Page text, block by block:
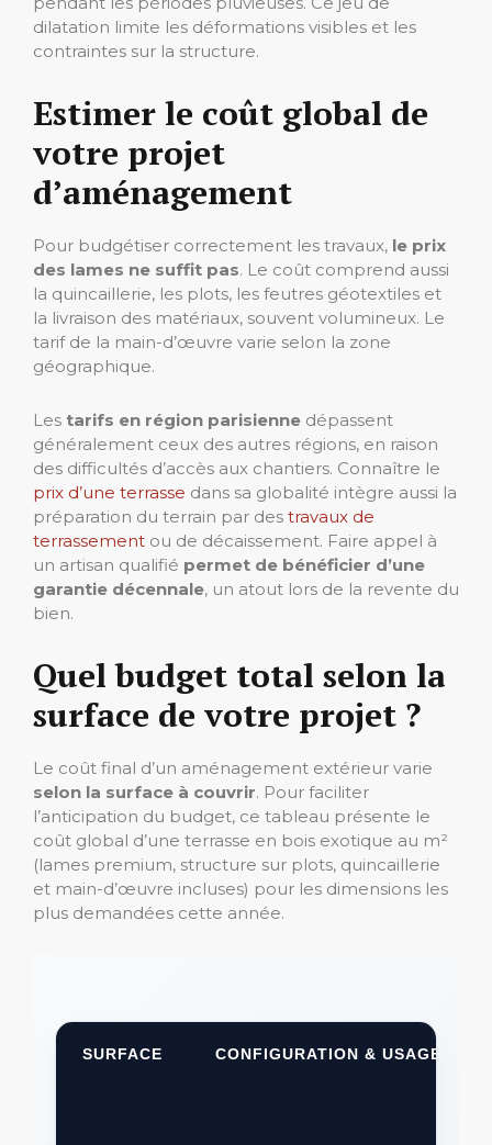
dilatation limite les déformations visibles et les
contraintes sur la structure.
Estimer le coût global de
votre projet
d’aménagement
Pour budgétiser correctement les travaux, le prix
des lames ne suffit pas. Le coût comprend aussi
la quincaillerie, les plots, les feutres géotextiles et
la livraison des matériaux, souvent volumineux. Le
tarif de la main-d’œuvre varie selon la zone
géographique.
Les tarifs en région parisienne dépassent
généralement ceux des autres régions, en raison
des difficultés d’accès aux chantiers. Connaître le
prix d’une terrasse dans sa globalité intègre aussi la
préparation du terrain par des travaux de
terrassement ou de décaissement. Faire appel à
un artisan qualifié permet de bénéficier d’une
garantie décennale, un atout lors de la revente du
bien.
Quel budget total selon la
surface de votre projet ?
Le coût final d’un aménagement extérieur varie
selon la surface à couvrir. Pour faciliter
l’anticipation du budget, ce tableau présente le
coût global d’une terrasse en bois exotique au m²
(lames premium, structure sur plots, quincaillerie
et main-d’œuvre incluses) pour les dimensions les
plus demandées cette année.
SURFACE CONFIGURATION & USAGE